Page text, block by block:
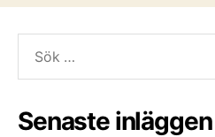
inlägg
efter:
Senaste inläggen